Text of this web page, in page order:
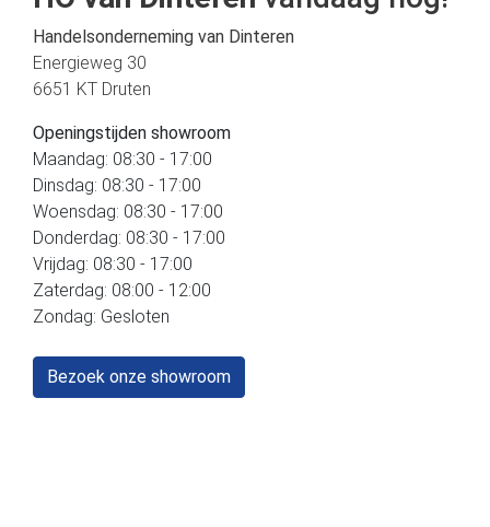
Handelsonderneming van Dinteren
Energieweg 30
6651 KT Druten
Openingstijden showroom
Maandag: 08:30 - 17:00
Dinsdag: 08:30 - 17:00
Woensdag: 08:30 - 17:00
Donderdag: 08:30 - 17:00
Vrijdag: 08:30 - 17:00
Zaterdag: 08:00 - 12:00
Zondag: Gesloten
Bezoek onze showroom